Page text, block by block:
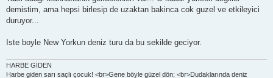
demistim, ama hepsi birlesip de uzaktan bakinca cok guzel ve etkileyici
duruyor...
Iste boyle New Yorkun deniz turu da bu sekilde geciyor.
HARBE GİDEN
Harbe giden sarı saçlı çocuk! <br>Gene böyle güzel dön; <br>Dudaklarında deniz